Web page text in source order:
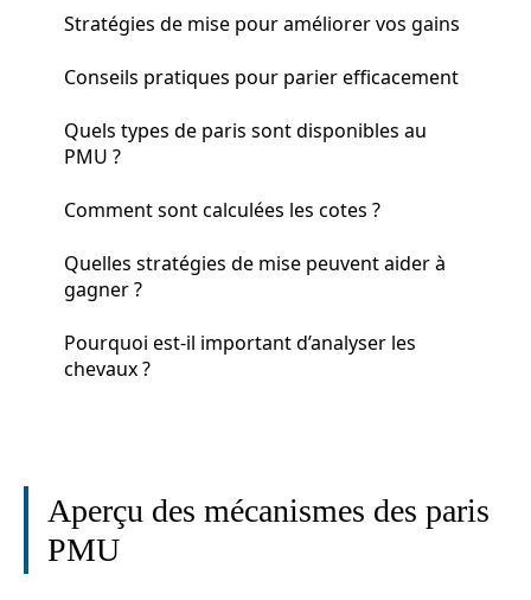
Stratégies de mise pour améliorer vos gains
Conseils pratiques pour parier efficacement
Quels types de paris sont disponibles au
PMU ?
Comment sont calculées les cotes ?
Quelles stratégies de mise peuvent aider à
gagner ?
Pourquoi est-il important d’analyser les
chevaux ?
Aperçu des mécanismes des paris
PMU